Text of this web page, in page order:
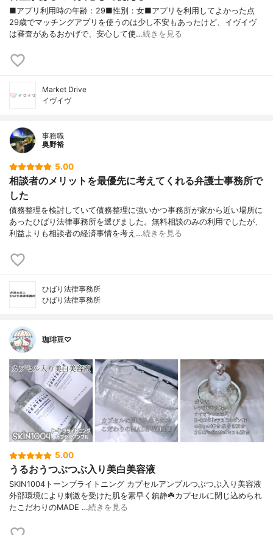
■アプリ利用時の年齢：29■性別：女■アプリを利用してよかった点
29歳でマッチングアプリを使うのは少し不安もあったけど、イヴイヴ
は審査があるおかげで、安心して使…続きを見る
Market Drive
イヴイヴ
事務職
奥野裕
5.00
相談者のメリットを最優先に考えてくれる弁護士事務所で
した
債務整理を検討していて債務整理に強いかつ事務所が家から近い場所に
あったひばり法律事務所を選びました。無料相談のみの利用でしたが、
利益よりも相談者の経済事情を考え…続きを見る
ひばり法律事務所
ひばり法律事務所
珈琲豆♡
5.00
うるおうつぶつぶ入り美白美容液
SKIN1004トーンブライトニング カプセルアンプルつぶつぶ入り美容液
外部環境により刺激を受けた肌を素早く鎮静☘️カプセルに閉じ込められ
たこだわりのMADE …続きを見る